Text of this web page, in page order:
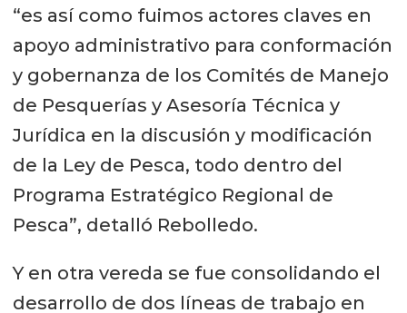
“es así como fuimos actores claves en
apoyo administrativo para conformación
y gobernanza de los Comités de Manejo
de Pesquerías y Asesoría Técnica y
Jurídica en la discusión y modificación
de la Ley de Pesca, todo dentro del
Programa Estratégico Regional de
Pesca”, detalló Rebolledo.
Y en otra vereda se fue consolidando el
desarrollo de dos líneas de trabajo en